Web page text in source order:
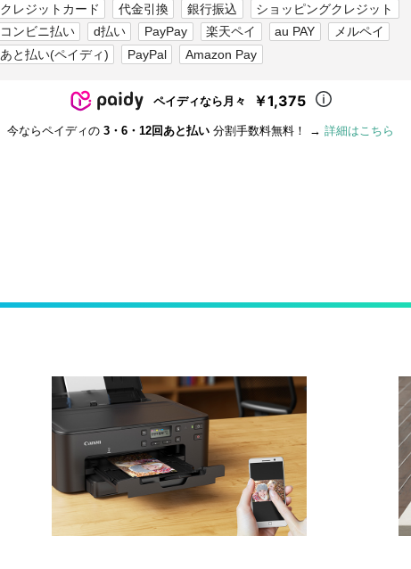
クレジットカード 代金引換 銀行振込
ショッピングクレジット
コンビニ払い
d払い PayPay 楽天ペイ au PAY
メルペイ
あと払い(ペイディ)
PayPal Amazon Pay
ペイディなら月々 ￥1,375
今ならペイディの 3・6・12回あと払い 分割手数料無料！ → 詳細はこちら